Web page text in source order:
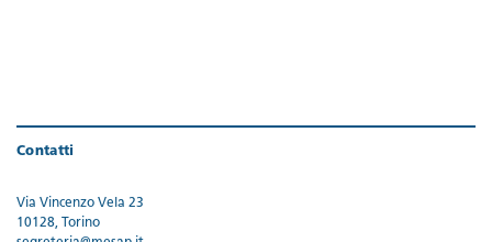
Contatti
Via Vincenzo Vela 23
10128, Torino